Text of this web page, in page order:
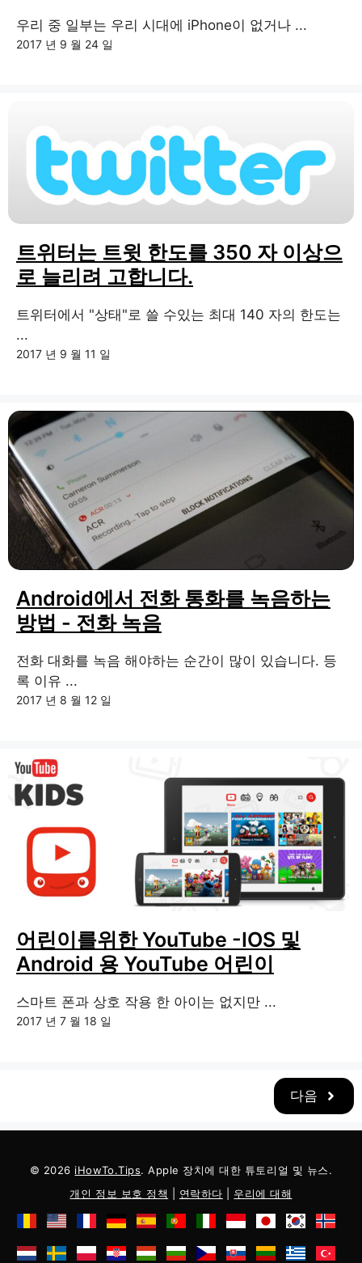
우리 중 일부는 우리 시대에 iPhone이 없거나 ...
2017 년 9 월 24 일
트위터는 트윗 한도를 350 자 이상으
로 늘리려 고합니다.
트위터에서 "상태"로 쓸 수있는 최대 140 자의 한도는
...
2017 년 9 월 11 일
Android에서 전화 통화를 녹음하는
방법 - 전화 녹음
전화 대화를 녹음 해야하는 순간이 많이 있습니다. 등
록 이유 ...
2017 년 8 월 12 일
어린이를위한 YouTube -IOS 및
Android 용 YouTube 어린이
스마트 폰과 상호 작용 한 아이는 없지만 ...
2017 년 7 월 18 일
다음
© 2026 iHowTo.Tips. Apple 장치에 대한 튜토리얼 및 뉴스.
개인 정보 보호 정책
연락하다 우리에 대해